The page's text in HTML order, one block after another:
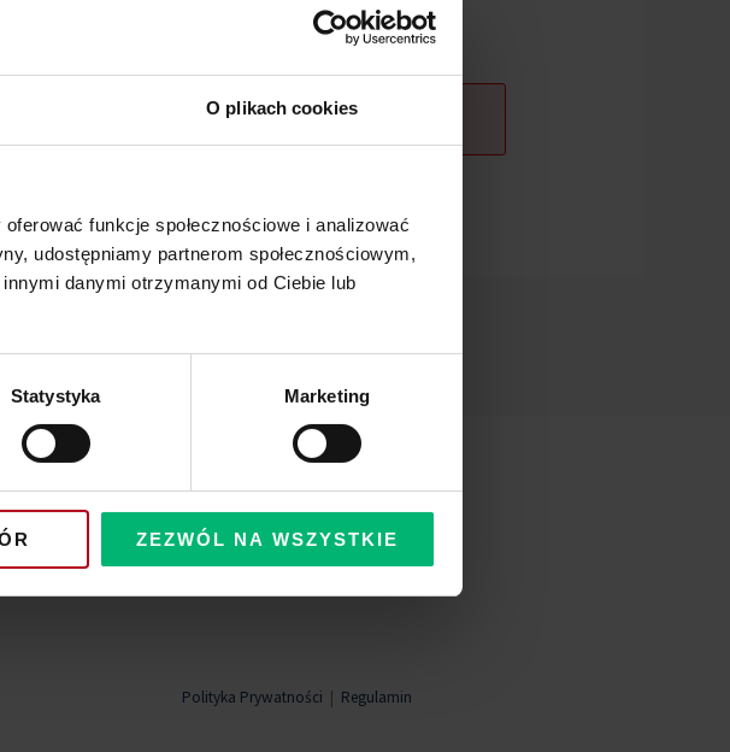
O plikach cookies
funkcje społecznościowe i analizować
udostępniamy partnerom społecznościowym,
danymi otrzymanymi od Ciebie lub
Statystyka Marketing
ZEZWÓL NA WSZYSTKIE
ponieważ nie jesteś zalogowany.
Polityka Prywatności | Regulamin